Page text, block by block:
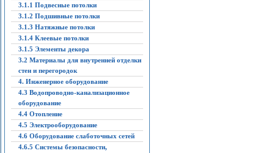
3.1.1 Подвесные потолки
3.1.2 Подшивные потолки
3.1.3 Натяжные потолки
3.1.4 Клеевые потолки
3.1.5 Элементы декора
3.2 Материалы для внутренней отделки
стен и перегородок
4. Инженерное оборудование
4.3 Водопроводно-канализационное
оборудование
4.4 Отопление
4.5 Электрооборудование
4.6 Оборудование слаботочных сетей
4.6.5 Системы безопасности,